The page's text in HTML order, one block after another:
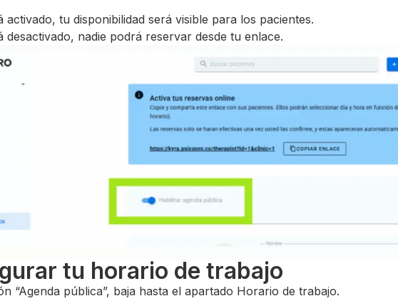
activado, tu disponibilidad será visible para los pacientes.
desactivado, nadie podrá reservar desde tu enlace.
tu horario de trabajo
“Agenda pública”, baja hasta el apartado Horario de trabajo.